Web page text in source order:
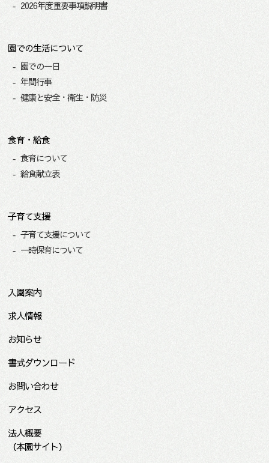
2026年度重要事項説明書
園での生活について
園での一日
年間行事
健康と安全・衛生・防災
食育・給食
食育について
給食献立表
子育て支援
子育て支援について
一時保育について
入園案内
求人情報
お知らせ
書式ダウンロード
お問い合わせ
アクセス
法人概要
（本園サイト）